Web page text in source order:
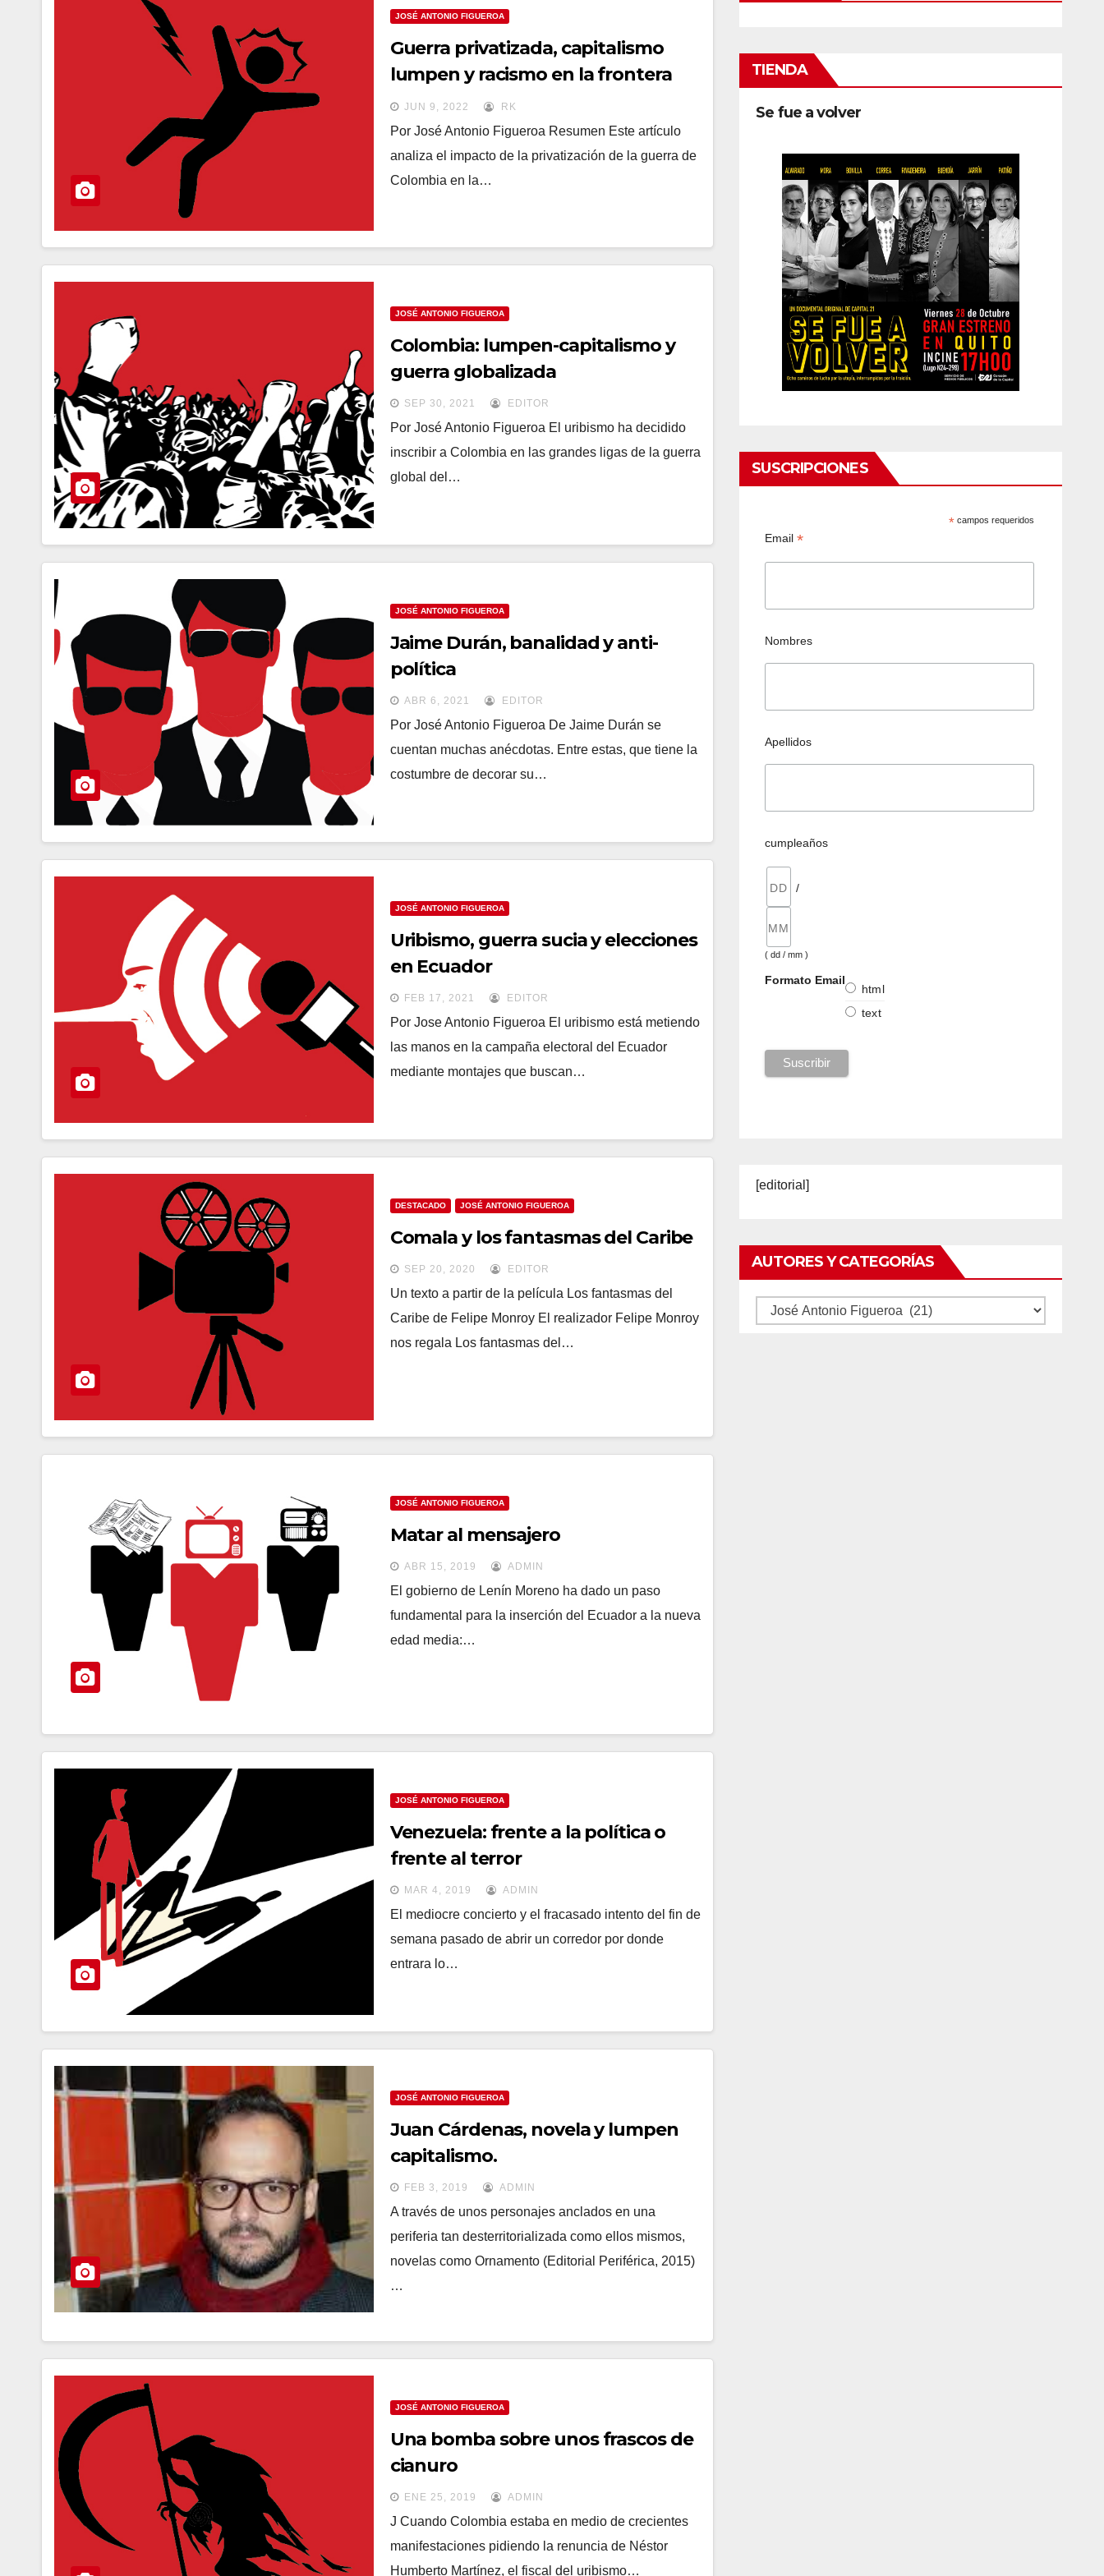
JOSÉ ANTONIO FIGUEROA
Guerra privatizada, capitalismo
lumpen y racismo en la frontera
Ecuador-Colombia
JUN 9, 2022 RK
Por José Antonio Figueroa Resumen Este artículo
analiza el impacto de la privatización de la guerra de
Colombia en la…
JOSÉ ANTONIO FIGUEROA
Colombia: lumpen-capitalismo y
guerra globalizada
SEP 30, 2021 EDITOR
Por José Antonio Figueroa El uribismo ha decidido
inscribir a Colombia en las grandes ligas de la guerra
global del…
JOSÉ ANTONIO FIGUEROA
Jaime Durán, banalidad y anti-
política
ABR 6, 2021 EDITOR
Por José Antonio Figueroa De Jaime Durán se
cuentan muchas anécdotas. Entre estas, que tiene la
costumbre de decorar su…
JOSÉ ANTONIO FIGUEROA
Uribismo, guerra sucia y elecciones
en Ecuador
FEB 17, 2021 EDITOR
Por Jose Antonio Figueroa El uribismo está metiendo
las manos en la campaña electoral del Ecuador
mediante montajes que buscan…
DESTACADO JOSÉ ANTONIO FIGUEROA
Comala y los fantasmas del Caribe
SEP 20, 2020 EDITOR
Un texto a partir de la película Los fantasmas del
Caribe de Felipe Monroy El realizador Felipe Monroy
nos regala Los fantasmas del…
JOSÉ ANTONIO FIGUEROA
Matar al mensajero
ABR 15, 2019 ADMIN
El gobierno de Lenín Moreno ha dado un paso
fundamental para la inserción del Ecuador a la nueva
edad media:…
JOSÉ ANTONIO FIGUEROA
Venezuela: frente a la política o
frente al terror
MAR 4, 2019 ADMIN
El mediocre concierto y el fracasado intento del fin de
semana pasado de abrir un corredor por donde
entrara lo…
JOSÉ ANTONIO FIGUEROA
Juan Cárdenas, novela y lumpen
capitalismo.
FEB 3, 2019 ADMIN
A través de unos personajes anclados en una
periferia tan desterritorializada como ellos mismos,
novelas como Ornamento (Editorial Periférica, 2015)
…
JOSÉ ANTONIO FIGUEROA
Una bomba sobre unos frascos de
cianuro
ENE 25, 2019 ADMIN
J Cuando Colombia estaba en medio de crecientes
manifestaciones pidiendo la renuncia de Néstor
Humberto Martínez, el fiscal del uribismo…
TIENDA
Se fue a volver
SUSCRIPCIONES
* campos requeridos
Email *
Nombres
Apellidos
cumpleaños
/
( dd / mm )
Formato Email
html
text
[editorial]
AUTORES Y CATEGORÍAS
Autores